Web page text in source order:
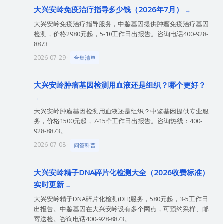
大兴安岭免疫治疗指导多少钱（2026年7月）
大兴安岭免疫治疗指导服务，中鉴基因提供肿瘤免疫治疗基因
检测，价格2980元起，5-10工作日出报告。咨询电话400-928-
8873
2026-07-29 · 合集清单
大兴安岭肿瘤基因检测用血液还是组织？哪个更好？
大兴安岭肿瘤基因检测用血液还是组织？中鉴基因提供专业服
务，价格1500元起，7-15个工作日出报告。咨询热线：400-
928-8873。
2026-07-08 · 问答科普
大兴安岭精子DNA碎片化检测大全（2026收费标准）
实时更新
大兴安岭精子DNA碎片化检测(DFI)服务，580元起，3-5工作日
出报告。中鉴基因在大兴安岭设有多个网点，可预约采样、邮
寄送检。咨询电话400-928-8873。